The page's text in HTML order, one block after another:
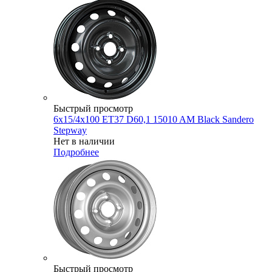
Быстрый просмотр
6x15/4x100 ET37 D60,1 15010 AM Black Sandero
Stepway
Нет в наличии
Подробнее
Быстрый просмотр